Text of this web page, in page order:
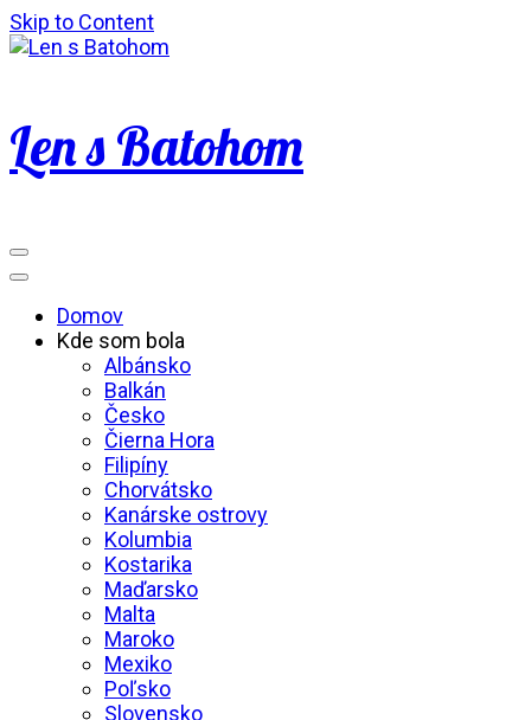
Skip to Content
Len s Batohom
Domov
Kde som bola
Albánsko
Balkán
Česko
Čierna Hora
Filipíny
Chorvátsko
Kanárske ostrovy
Kolumbia
Kostarika
Maďarsko
Malta
Maroko
Mexiko
Poľsko
Slovensko